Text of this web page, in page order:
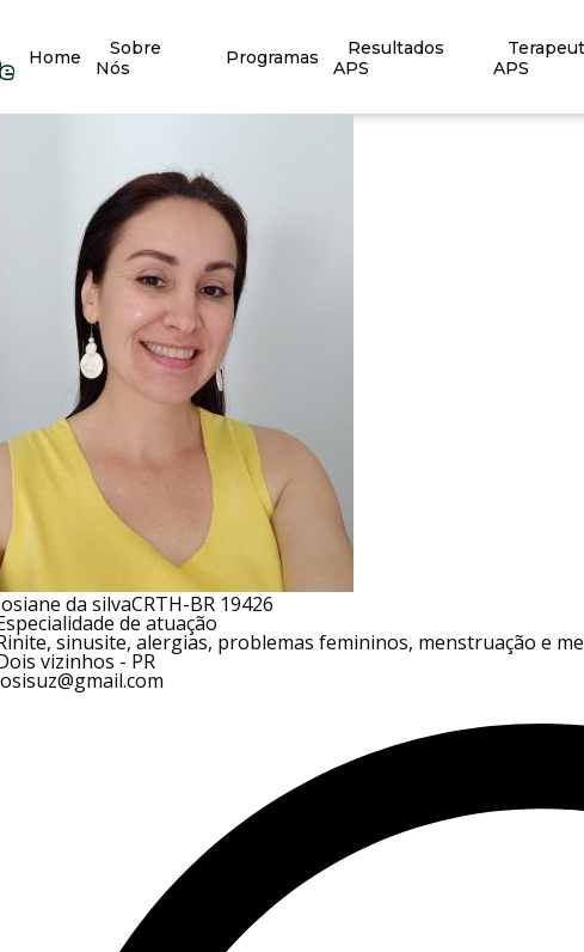
Home
Sobre
Nós
Programas
Resultados
APS
APS
da silvaCRTH-BR 19426
de atuação
sinusite, alergias, problemas femininos, menstruação e
vizinhos - PR